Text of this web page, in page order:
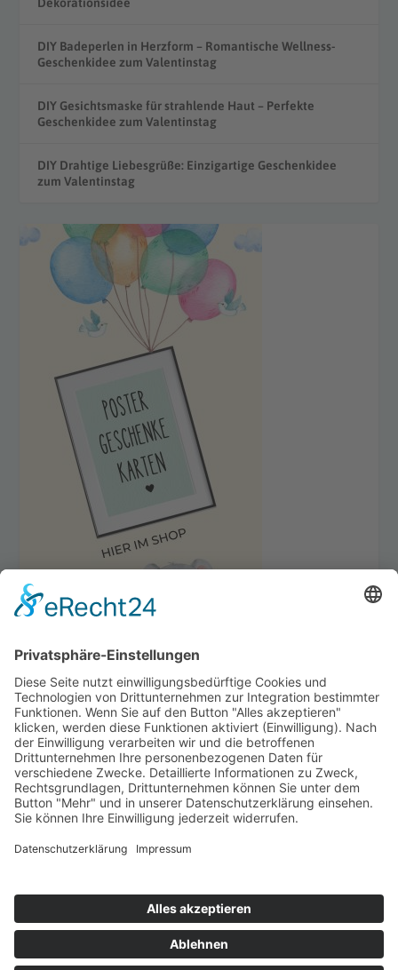
Dekorationsidee
DIY Badeperlen in Herzform – Romantische Wellness-
Geschenkidee zum Valentinstag
DIY Gesichtsmaske für strahlende Haut – Perfekte
Geschenkidee zum Valentinstag
DIY Drahtige Liebesgrüße: Einzigartige Geschenkidee
zum Valentinstag
happybabyness.com | © 2026. Konzept & Umsetzung:Kühe im Netz
| Alle Rechte vorbehalten.